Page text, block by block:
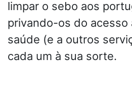
limpar o sebo aos
privando-os do acesso
saúde (e a outros
cada um à sua sorte.